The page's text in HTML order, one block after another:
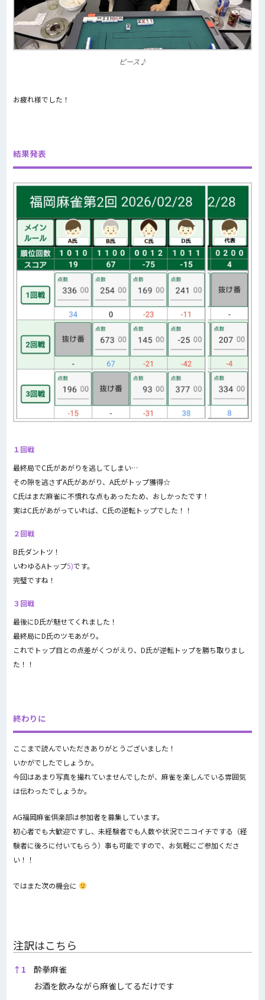
ピース♪
お疲れ様でした！
結果発表
１回戦
最終局でC氏があがりを逃してしまい…
その隙を逃さずA氏があがり、A氏がトップ獲得☆
C氏はまだ麻雀に不慣れな点もあったため、おしかったです！
実はC氏があがっていれば、C氏の逆転トップでした！！
２回戦
B氏ダントツ！
いわゆるAトップ5)です。
完璧ですね！
３回戦
最後にD氏が魅せてくれました！
最終局にD氏のツモあがり。
これでトップ目との点差がくつがえり、D氏が逆転トップを勝ち取りまし
た！！
終わりに
ここまで読んでいただきありがとうございました！
いかがでしたでしょうか。
今回はあまり写真を撮れていませんでしたが、麻雀を楽しんでいる雰囲気
は伝わったでしょうか。
AG福岡麻雀倶楽部は参加者を募集しています。
初心者でも大歓迎ですし、未経験者でも人数や状況でニコイチでする（経
験者に後ろに付いてもらう）事も可能ですので、お気軽にご参加くださ
い！！
ではまた次の機会に
注訳はこちら
注訳はこちら
↑ 1
酔拳麻雀
お酒を飲みながら麻雀してるだけです